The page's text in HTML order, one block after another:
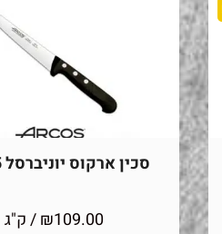
סכין ארקוס יוניברסל 15 סמ
₪109.00 / ק"ג